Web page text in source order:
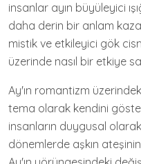
insanlar ayın büyüleyici
daha derin bir anlam
mistik ve etkileyici gök
üzerinde nasıl bir etkiye
Ay'ın romantizm
tema olarak kendini
insanların duygusal
dönemlerde aşkın